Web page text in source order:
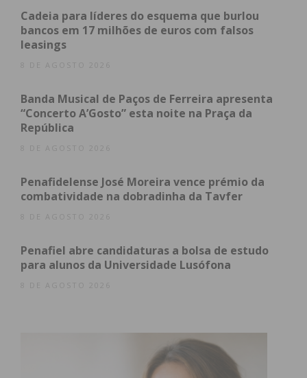
de que resultou prejuízos materiais avultados e o
fecho de uma ala da própria unidade hospitalar.
O detido, com vários antecedentes criminais pela
autoridade judiciária para primeiro interrogatório
judicial e aplicação de medidas de coação.
Subscreva a newsletter do
Imediato
obtenha de forma regular a informação
Eu li e concordo com os
termos e
Cadeia para líderes do esquema que burlou
bancos em 17 milhões de euros com falsos
leasings
8 DE AGOSTO 2026
Banda Musical de Paços de Ferreira apresenta
“Concerto A’Gosto” esta noite na Praça da
República
8 DE AGOSTO 2026
Penafidelense José Moreira vence prémio da
combatividade na dobradinha da Tavfer
8 DE AGOSTO 2026
Penafiel abre candidaturas a bolsa de estudo
para alunos da Universidade Lusófona
8 DE AGOSTO 2026